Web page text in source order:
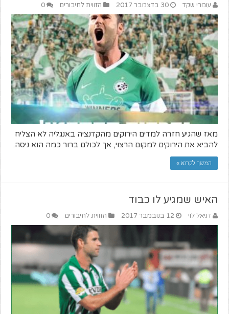
עומרי שקד 30 בדצמבר 2017 הזווית לחיבורים 0
מאז שהגיע חזרה למדים הירוקים מהקדנציה באנגליה לא הצליח
להביא את הירוקים למקום הרצוי, אך לכולם ברור כמה הוא ניסה.
המשך לקרוא »
האיש שמגיע לו כבוד
דניאל לוי 12 בנובמבר 2017 הזווית לחיבורים 0